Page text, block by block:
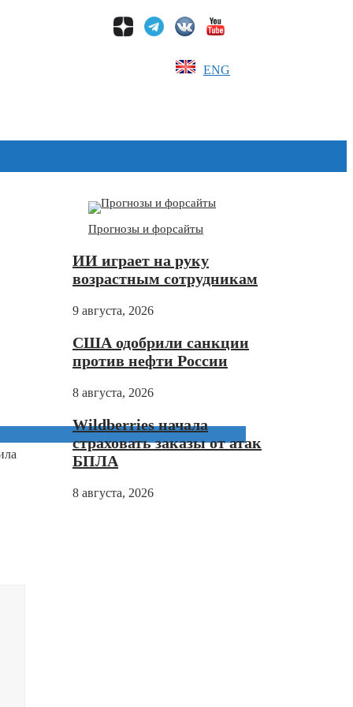
ENG
Прогнозы и форсайты
ИИ играет на руку
возрастным сотрудникам
9 августа, 2026
США одобрили санкции
против нефти России
8 августа, 2026
Wildberries начала
страховать заказы от атак
БПЛА
8 августа, 2026